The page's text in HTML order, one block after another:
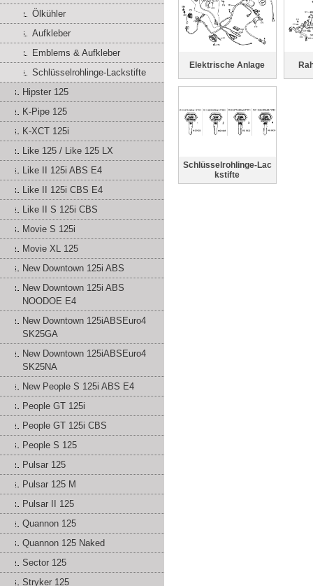
Ölkühler
Aufkleber
Emblems & Aufkleber
Schlüsselrohlinge-Lackstifte
Hipster 125
K-Pipe 125
K-XCT 125i
Like 125 / Like 125 LX
Like II 125i ABS E4
Like II 125i CBS E4
Like II S 125i CBS
Movie S 125i
Movie XL 125
New Downtown 125i ABS
New Downtown 125i ABS
NOODOE E4
New Downtown 125iABSEuro4
SK25GA
New Downtown 125iABSEuro4
SK25NA
New People S 125i ABS E4
People GT 125i
People GT 125i CBS
People S 125
Pulsar 125
Pulsar 125 M
Pulsar II 125
Quannon 125
Quannon 125 Naked
Sector 125
Stryker 125
Elektrische Anlage
Schlüsselrohlinge-Lac
kstifte